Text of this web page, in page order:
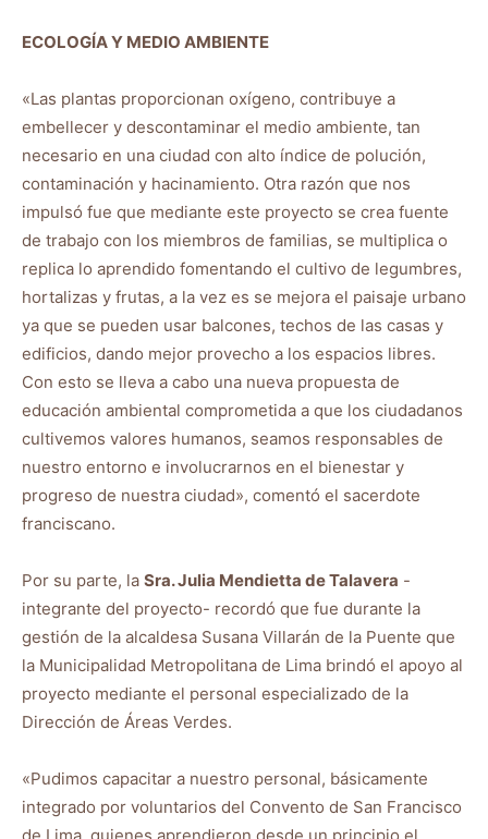
ECOLOGÍA Y MEDIO AMBIENTE
«Las plantas proporcionan oxígeno, contribuye a
embellecer y descontaminar el medio ambiente, tan
necesario en una ciudad con alto índice de polución,
contaminación y hacinamiento. Otra razón que nos
impulsó fue que mediante este proyecto se crea fuente
de trabajo con los miembros de familias, se multiplica o
replica lo aprendido fomentando el cultivo de legumbres,
hortalizas y frutas, a la vez es se mejora el paisaje urbano
ya que se pueden usar balcones, techos de las casas y
edificios, dando mejor provecho a los espacios libres.
Con esto se lleva a cabo una nueva propuesta de
educación ambiental comprometida a que los ciudadanos
cultivemos valores humanos, seamos responsables de
nuestro entorno e involucrarnos en el bienestar y
progreso de nuestra ciudad», comentó el sacerdote
franciscano.
Por su parte, la Sra. Julia Mendietta de Talavera -
integrante del proyecto- recordó que fue durante la
gestión de la alcaldesa Susana Villarán de la Puente que
la Municipalidad Metropolitana de Lima brindó el apoyo al
proyecto mediante el personal especializado de la
Dirección de Áreas Verdes.
«Pudimos capacitar a nuestro personal, básicamente
integrado por voluntarios del Convento de San Francisco